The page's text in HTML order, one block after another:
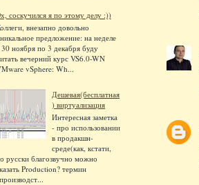
соскучился я по этому делу :))
внезапно довольно
предложение: на неделе
30 ноября по 3 декабря буду
вечерний курс VS6.0-WN
vSphere: Wh...
Дешевая(бесплатная
) виртуализация
Интересная заметка
- про использовании
в продакшн-
среде(как, кстати,
русски благозвучно можно
Production? термин